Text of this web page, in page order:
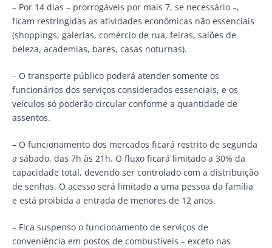
– Por 14 dias – prorrogáveis por mais 7, se necessário –,
ficam restringidas as atividades econômicas não essenciais
(shoppings, galerias, comércio de rua, feiras, salões de
beleza, academias, bares, casas noturnas).
– O transporte público poderá atender somente os
funcionários dos serviços considerados essenciais, e os
veículos só poderão circular conforme a quantidade de
assentos.
– O funcionamento dos mercados ficará restrito de segunda
a sábado, das 7h às 21h. O fluxo ficará limitado a 30% da
capacidade total, devendo ser controlado com a distribuição
de senhas. O acesso será limitado a uma pessoa da família
e está proibida a entrada de menores de 12 anos.
– Fica suspenso o funcionamento de serviços de
conveniência em postos de combustíveis – exceto nas